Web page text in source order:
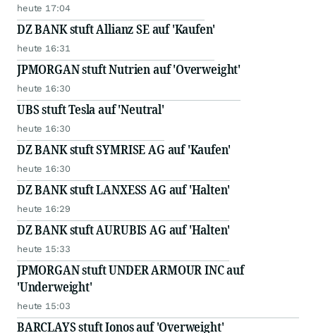
heute 17:04
DZ BANK stuft Allianz SE auf 'Kaufen'
heute 16:31
JPMORGAN stuft Nutrien auf 'Overweight'
heute 16:30
UBS stuft Tesla auf 'Neutral'
heute 16:30
DZ BANK stuft SYMRISE AG auf 'Kaufen'
heute 16:30
DZ BANK stuft LANXESS AG auf 'Halten'
heute 16:29
DZ BANK stuft AURUBIS AG auf 'Halten'
heute 15:33
JPMORGAN stuft UNDER ARMOUR INC auf
'Underweight'
heute 15:03
BARCLAYS stuft Ionos auf 'Overweight'